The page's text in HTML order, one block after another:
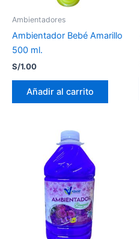
Ambientadores
Ambientador Bebé Amarillo
500 ml.
S/1.00
Añadir al carrito